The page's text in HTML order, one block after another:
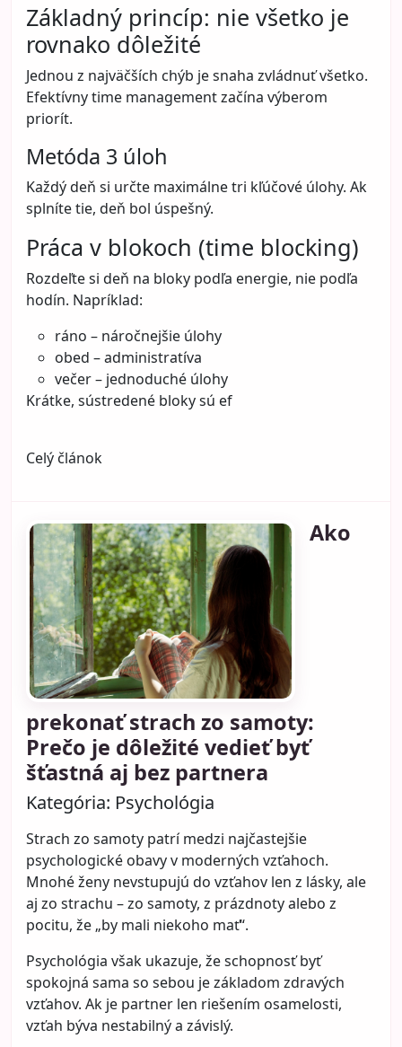
Základný princíp: nie všetko je
rovnako dôležité
Jednou z najväčších chýb je snaha zvládnuť všetko.
Efektívny time management začína výberom
priorít.
Metóda 3 úloh
Každý deň si určte maximálne tri kľúčové úlohy. Ak
splníte tie, deň bol úspešný.
Práca v blokoch (time blocking)
Rozdeľte si deň na bloky podľa energie, nie podľa
hodín. Napríklad:
ráno – náročnejšie úlohy
obed – administratíva
večer – jednoduché úlohy
Krátke, sústredené bloky sú ef
Celý článok
Ako
prekonať strach zo samoty:
Prečo je dôležité vedieť byť
šťastná aj bez partnera
Kategória: Psychológia
Strach zo samoty patrí medzi najčastejšie
psychologické obavy v moderných vzťahoch.
Mnohé ženy nevstupujú do vzťahov len z lásky, ale
aj zo strachu – zo samoty, z prázdnoty alebo z
pocitu, že „by mali niekoho mať“.
Psychológia však ukazuje, že schopnosť byť
spokojná sama so sebou je základom zdravých
vzťahov. Ak je partner len riešením osamelosti,
vzťah býva nestabilný a závislý.